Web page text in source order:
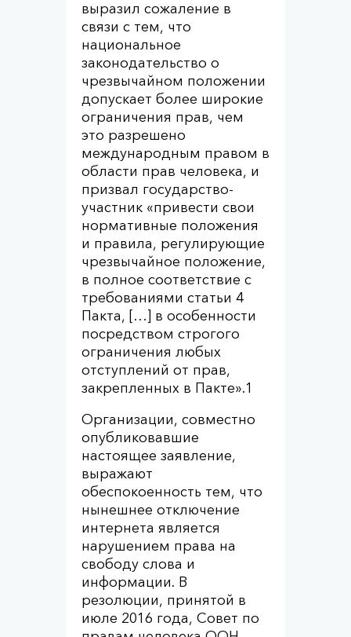
выразил сожаление в
связи с тем, что
национальное
законодательство о
чрезвычайном положении
допускает более широкие
ограничения прав, чем
это разрешено
международным правом в
области прав человека, и
призвал государство-
участник «привести свои
нормативные положения
и правила, регулирующие
чрезвычайное положение,
в полное соответствие с
требованиями статьи 4
Пакта, […] в особенности
посредством строгого
ограничения любых
отступлений от прав,
закрепленных в Пакте».1
Организации, совместно
опубликовавшие
настоящее заявление,
выражают
обеспокоенность тем, что
нынешнее отключение
интернета является
нарушением права на
свободу слова и
информации. В
резолюции, принятой в
июле 2016 года, Совет по